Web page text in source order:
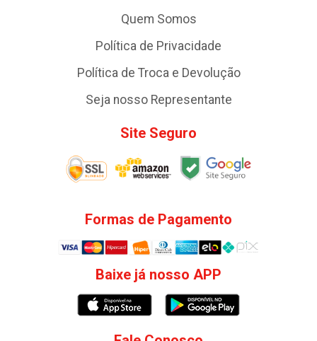
Quem Somos
Política de Privacidade
Política de Troca e Devolução
Seja nosso Representante
Site Seguro
Formas de Pagamento
Baixe já nosso APP